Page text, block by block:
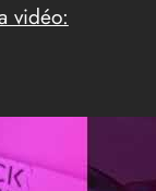
vidéo: